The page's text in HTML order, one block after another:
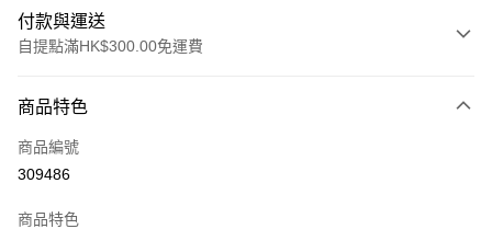
付款與運送
自提點滿HK$300.00免運費
信用卡
Apple Pay
商品特色
商品編號
309486
商品特色